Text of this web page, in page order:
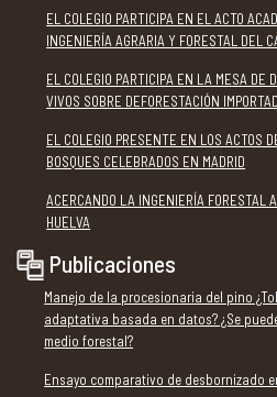
EL COLEGIO PARTICIPA EN EL ACTO
INGENIERÍA AGRARIA Y FORESTAL DEL
EL COLEGIO PARTICIPA EN LA MESA DE
VIVOS SOBRE DEFORESTACIÓN
EL COLEGIO PRESENTE EN LOS ACTOS
BOSQUES CELEBRADOS EN MADRID
ACERCANDO LA INGENIERÍA FORESTAL
HUELVA
Publicaciones
Manejo de la procesionaria del pino
adaptativa basada en datos? ¿Se
medio forestal?
Ensayo comparativo de desbornizado